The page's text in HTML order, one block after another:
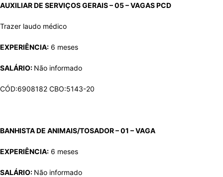
AUXILIAR DE SERVIÇOS GERAIS – 05 – VAGASPCD
Trazer laudo médico
EXPERIÊNCIA: 6 meses
SALÁRIO: Não informado
CÓD:6908182 CBO:5143-20
BANHISTA DE ANIMAIS/TOSADOR – 01 – VAGA
EXPERIÊNCIA: 6 meses
SALÁRIO: Não informado